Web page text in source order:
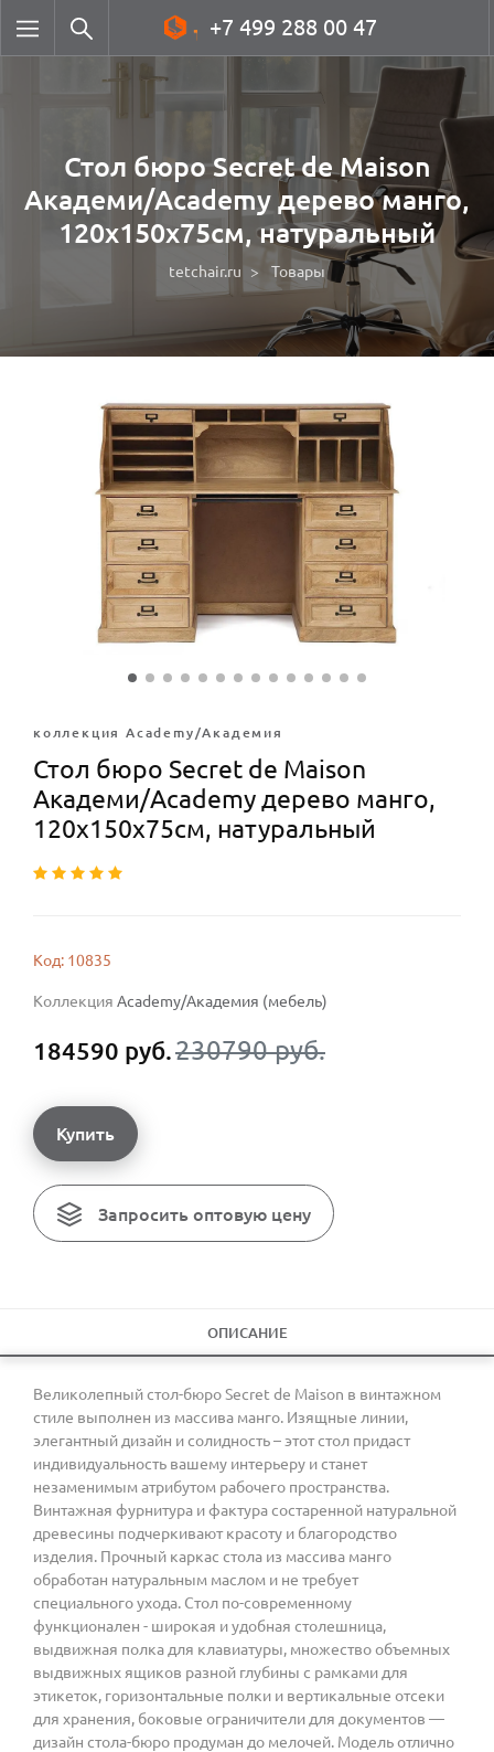
+7 499 288 00 47
Стол бюро Secret de Maison
Академи/Academy дерево манго,
120х150х75см, натуральный
tetchair.ru Товары
коллекция Academy/Академия
Стол бюро Secret de Maison
Академи/Academy дерево манго,
120х150х75см, натуральный
Код: 10835
Коллекция Academy/Академия (мебель)
184590 руб.230790 руб.
Купить
Запросить оптовую цену
ОПИСАНИЕ
Великолепный стол-бюро Secret de Maison в винтажном
стиле выполнен из массива манго. Изящные линии,
элегантный дизайн и солидность – этот стол придаст
индивидуальность вашему интерьеру и станет
незаменимым атрибутом рабочего пространства.
Винтажная фурнитура и фактура состаренной натуральной
древесины подчеркивают красоту и благородство
изделия. Прочный каркас стола из массива манго
обработан натуральным маслом и не требует
специального ухода. Стол по-современному
функционален - широкая и удобная столешница,
выдвижная полка для клавиатуры, множество объемных
выдвижных ящиков разной глубины с рамками для
этикеток, горизонтальные полки и вертикальные отсеки
для хранения, боковые ограничители для документов —
дизайн стола-бюро продуман до мелочей. Модель отлично